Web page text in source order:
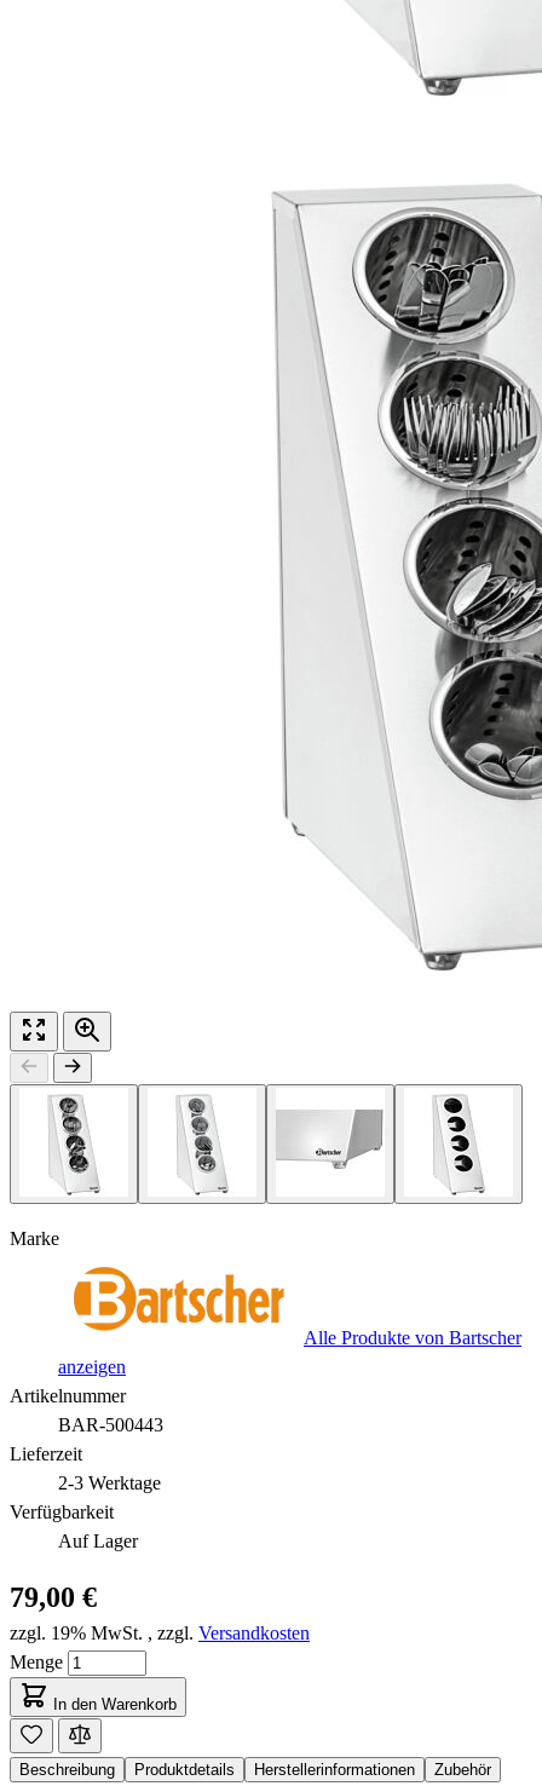
Marke
Alle Produkte von Bartscher
anzeigen
Artikelnummer
BAR-500443
Lieferzeit
2-3 Werktage
Verfügbarkeit
Auf Lager
79,00 €
zzgl. 19% MwSt. , zzgl. Versandkosten
Menge
In den Warenkorb
Beschreibung Produktdetails Herstellerinformationen Zubehör